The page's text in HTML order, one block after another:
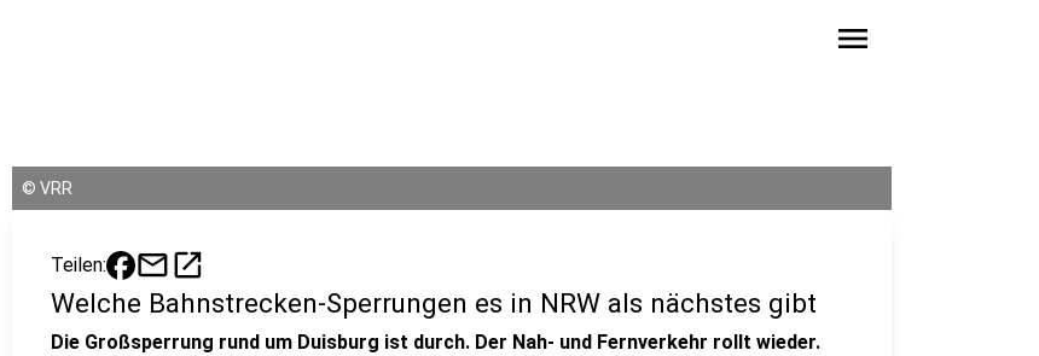
menu
© VRR
Teilen: mailopen_in_new
Welche Bahnstrecken-Sperrungen es in NRW als nächstes gibt
Die Großsperrung rund um Duisburg ist durch. Der Nah- und Fernverkehr rollt wieder.